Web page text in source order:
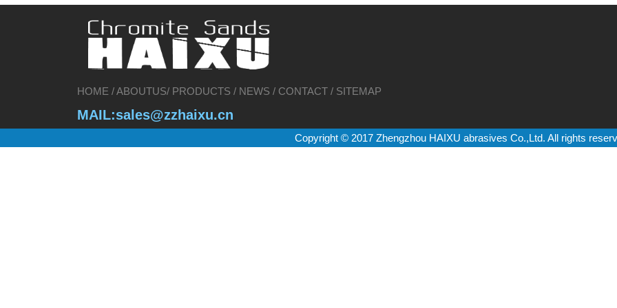
HOME /ABOUTUS/ PRODUCTS / NEWS / CONTACT / SITEMAP
MAIL:sales@zzhaixu.cn
Copyright © 2017 Zhengzhou HAIXU abrasives Co.,Ltd. All rights